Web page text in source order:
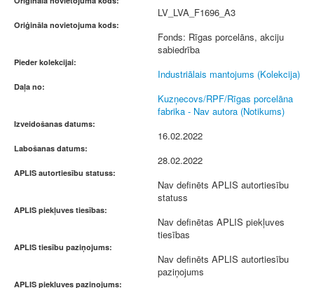
LV_LVA_F1696_A3
Oriģināla novietojuma kods:
Fonds: Rīgas porcelāns, akciju
sabiedrība
Pieder kolekcijai:
Industriālais mantojums (Kolekcija)
Daļa no:
Kuzņecovs/RPF/Rīgas porcelāna
fabrika - Nav autora (Notikums)
Izveidošanas datums:
16.02.2022
Labošanas datums:
28.02.2022
APLIS autortiesību statuss:
Nav definēts APLIS autortiesību
statuss
APLIS piekļuves tiesības:
Nav definētas APLIS piekļuves
tiesības
APLIS tiesību paziņojums:
Nav definēts APLIS autortiesību
paziņojums
APLIS piekļuves paziņojums: